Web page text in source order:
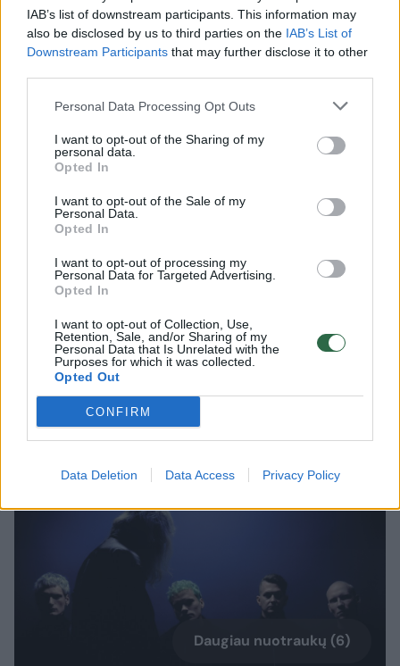
IAB’s list of downstream participants. This information may
also be disclosed by us to third parties on the IAB’s List of
Downstream Participants that may further disclose it to other
Personal Data Processing Opt Outs
I want to opt-out of the Sharing of my
personal data.
Opted In
I want to opt-out of the Sale of my
Personal Data.
Opted In
I want to opt-out of processing my
Personal Data for Targeted Advertising.
Opted In
I want to opt-out of Collection, Use,
Retention, Sale, and/or Sharing of my
Personal Data that Is Unrelated with the
Purposes for which it was collected.
Opted Out
CONFIRM
Data Deletion Data Access Privacy Policy
kalba augantys skaičiai muzikos klausymo
platformose.“
Akcija #klausyklegaliai priminė, kad nors
individualūs klausytojai vis dažniau renkasi
oficialias muzikos platformas, verslo
sektoriuje šiuo klausimu dar yra įsisenėjusių
iššūkių.
Daugiau nuotraukų (6)